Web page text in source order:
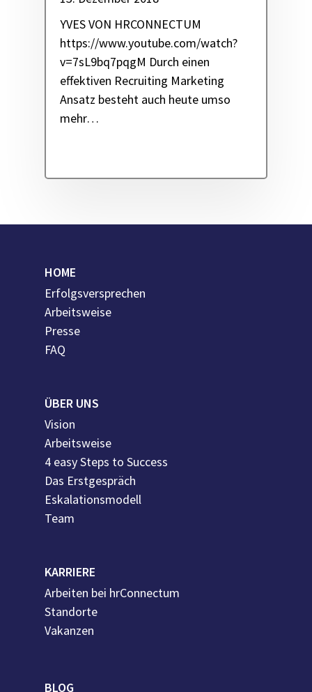
YVES VON HRCONNECTUM
https://www.youtube.com/watch?
v=7sL9bq7pqgM Durch einen
effektiven Recruiting Marketing
Ansatz besteht auch heute umso
mehr…
HOME
Erfolgsversprechen
Arbeitsweise
Presse
FAQ
ÜBER UNS
Vision
Arbeitsweise
4 easy Steps to Success
Das Erstgespräch
Eskalationsmodell
Team
KARRIERE
Arbeiten bei hrConnectum
Standorte
Vakanzen
BLOG